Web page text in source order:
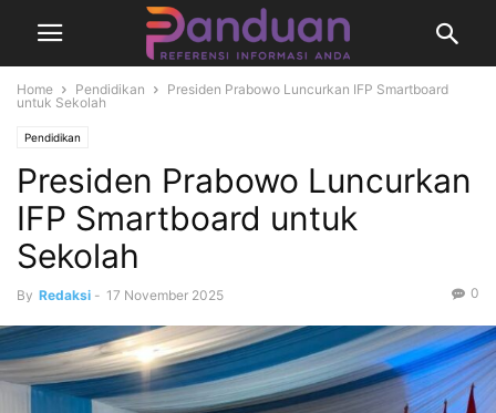
Home Pendidikan
Presiden Prabowo Luncurkan IFP Smartboard
untuk Sekolah
Pendidikan
Presiden Prabowo Luncurkan
IFP Smartboard untuk
Sekolah
By Redaksi - 17 November 2025 0